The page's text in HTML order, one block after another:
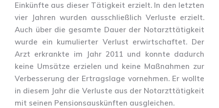
Einkünfte aus dieser Tätigkeit erzielt. In den letzten
vier Jahren wurden ausschließlich Verluste erzielt.
Auch über die gesamte Dauer der Notarzttätigkeit
wurde ein kumulierter Verlust erwirtschaftet. Der
Arzt erkrankte im Jahr 2011 und konnte dadurch
keine Umsätze erzielen und keine Maßnahmen zur
Verbesserung der Ertragslage vornehmen. Er wollte
in diesem Jahr die Verluste aus der Notarzttätigkeit
mit seinen Pensionsauskünften ausgleichen.